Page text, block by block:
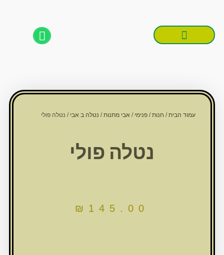
עמוד הבית/חנות/פנימי/אבי מתנות/נטלה ב אבי / נטלה פולי
נטלה פולי
₪ 145.00